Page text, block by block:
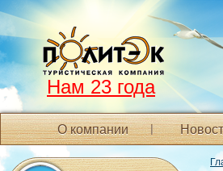
Нам 23 года
О компании